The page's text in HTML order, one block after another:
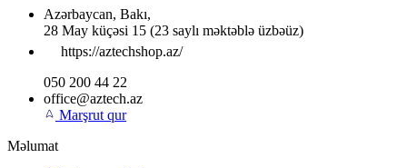
Azərbaycan, Bakı,
28 May küçəsi 15 (23 saylı məktəblə üzbəüz)
https://aztechshop.az/
050 200 44 22
office@aztech.az
Marşrut qur
Məlumat